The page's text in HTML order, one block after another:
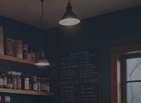
du café !
nos meilleures sélections de
les bons plans repérés par
conseils qui changent vraiment
de votre tasse.
Guides d'achat